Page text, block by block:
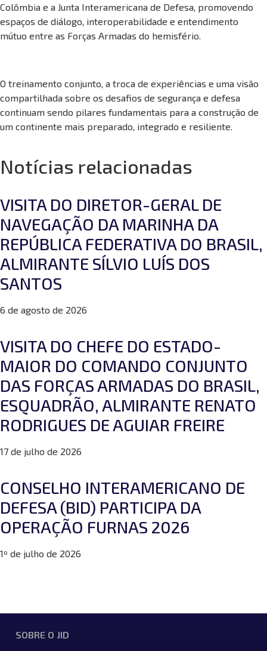
Colômbia e a Junta Interamericana de Defesa, promovendo
espaços de diálogo, interoperabilidade e entendimento
mútuo entre as Forças Armadas do hemisfério.
O treinamento conjunto, a troca de experiências e uma visão
compartilhada sobre os desafios de segurança e defesa
continuam sendo pilares fundamentais para a construção de
um continente mais preparado, integrado e resiliente.
Notícias relacionadas
VISITA DO DIRETOR-GERAL DE
NAVEGAÇÃO DA MARINHA DA
REPÚBLICA FEDERATIVA DO BRASIL,
ALMIRANTE SÍLVIO LUÍS DOS
SANTOS
6 de agosto de 2026
VISITA DO CHEFE DO ESTADO-
MAIOR DO COMANDO CONJUNTO
DAS FORÇAS ARMADAS DO BRASIL,
ESQUADRÃO, ALMIRANTE RENATO
RODRIGUES DE AGUIAR FREIRE
17 de julho de 2026
CONSELHO INTERAMERICANO DE
DEFESA (BID) PARTICIPA DA
OPERAÇÃO FURNAS 2026
1º de julho de 2026
SOBRE O JID